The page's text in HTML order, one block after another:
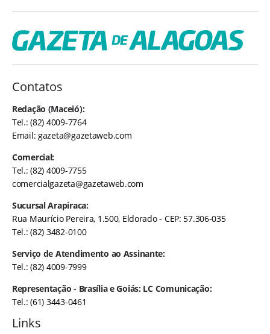
Contatos
Redação (Maceió):
Tel.: (82) 4009-7764
Email:gazeta@gazetaweb.com
Comercial:
Tel.: (82) 4009-7755
comercialgazeta@gazetaweb.com
Sucursal Arapiraca:
Rua Maurício Pereira, 1.500, Eldorado - CEP: 57.306-035
Tel.: (82) 3482-0100
Serviço de Atendimento ao Assinante:
Tel.: (82) 4009-7999
Representação - Brasília e Goiás: LC Comunicação:
Tel.: (61) 3443-0461
Links